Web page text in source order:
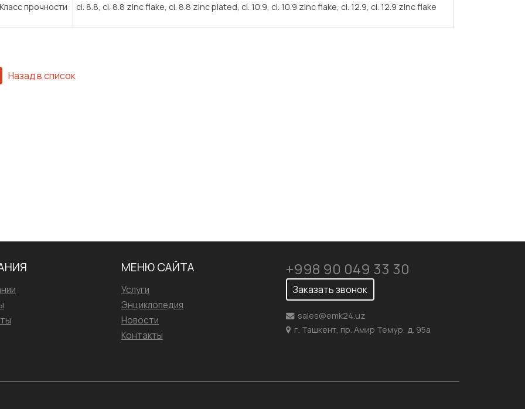
Класс прочности cl. 8.8, cl. 8.8 zinc flake, cl. 8.8 zinc plated, cl. 10.9, cl. 10.9 zinc flake, cl. 12.9, cl. 12.9 zinc flake
Назад в список
+998 90 049 33 30
Заказать звонок
sales@emk24.uz
г. Ташкент, пр. Амир Темур, д. 95а
МЕНЮ САЙТА
Услуги
Энциклопедия
Новости
Контакты